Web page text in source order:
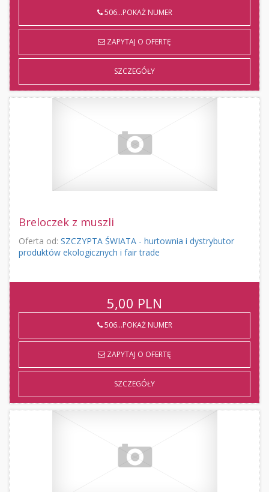
506...POKAŻ NUMER
ZAPYTAJ O OFERTĘ
SZCZEGÓŁY
Breloczek z muszli
Oferta od: SZCZYPTA ŚWIATA - hurtownia i dystrybutor
produktów ekologicznych i fair trade
5,00 PLN
506...POKAŻ NUMER
ZAPYTAJ O OFERTĘ
SZCZEGÓŁY